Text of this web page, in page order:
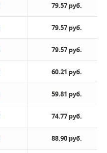
79.57 руб.
79.57 руб.
79.57 руб.
60.21 руб.
59.81 руб.
74.77 руб.
88.90 руб.